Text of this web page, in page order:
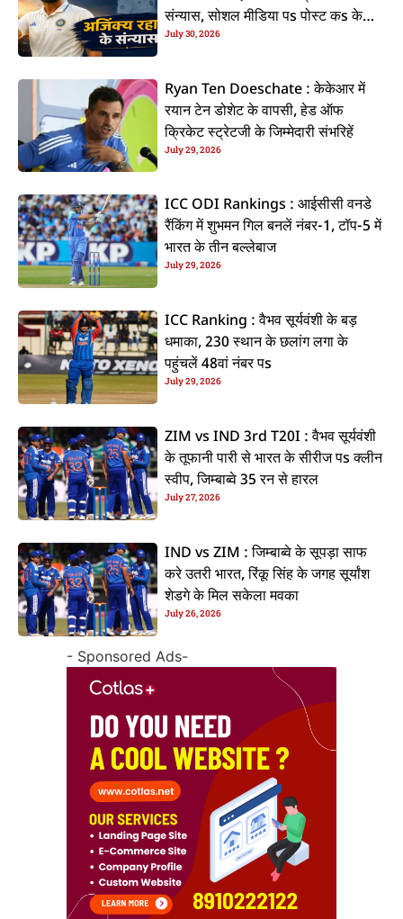
संन्यास, सोशल मीडिया पs पोस्ट कs के
कइलें एलान
July 30, 2026
Ryan Ten Doeschate : केकेआर में
रयान टेन डोशेट के वापसी, हेड ऑफ
क्रिकेट स्ट्रेटजी के जिम्मेदारी संभरिहें
July 29, 2026
ICC ODI Rankings : आईसीसी वनडे
रैंकिंग में शुभमन गिल बनलें नंबर-1, टॉप-5 में
भारत के तीन बल्लेबाज
July 29, 2026
ICC Ranking : वैभव सूर्यवंशी के बड़
धमाका, 230 स्थान के छलांग लगा के
पहुंचलें 48वां नंबर पs
July 29, 2026
ZIM vs IND 3rd T20I : वैभव सूर्यवंशी
के तूफानी पारी से भारत के सीरीज पs क्लीन
स्वीप, जिम्बाब्वे 35 रन से हारल
July 27, 2026
IND vs ZIM : जिम्बाब्वे के सूपड़ा साफ
करे उतरी भारत, रिंकू सिंह के जगह सूर्यांश
शेडगे के मिल सकेला मवका
July 26, 2026
- Sponsored Ads-